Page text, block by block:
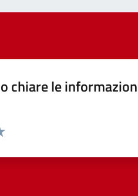
chiare le